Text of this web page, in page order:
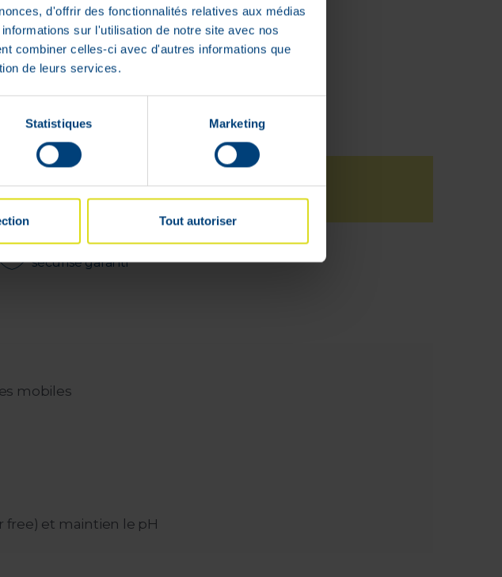
d'offrir des fonctionnalités relatives aux médias
sur l'utilisation de notre site avec nos
combiner celles-ci avec d'autres informations que
de leurs services.
Statistiques Marketing
Tout autoriser
24h
Paiement 100%
sécurisé garanti
mobiles
et maintien le pH